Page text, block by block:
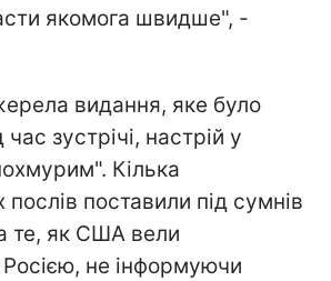
якомога швидше", -
видання, яке було
зустрічі, настрій у
Кілька
поставили під сумнів
те, як США вели
не інформуючи